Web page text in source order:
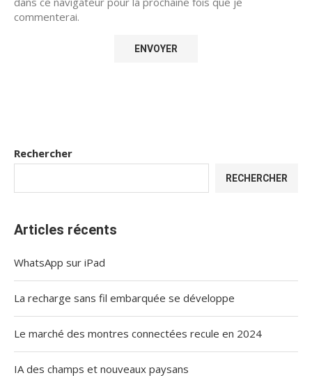
commenterai.
Rechercher
RECHERCHER
Articles récents
WhatsApp sur iPad
La recharge sans fil embarquée se développe
Le marché des montres connectées recule en 2024
IA des champs et nouveaux paysans